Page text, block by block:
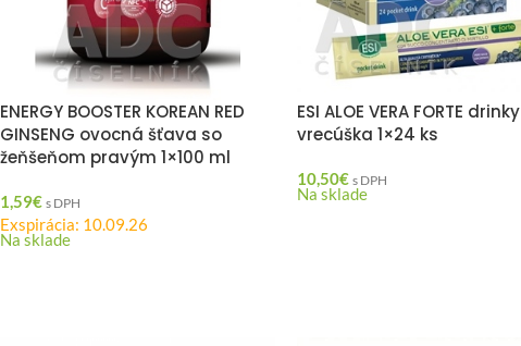
ENERGY BOOSTER KOREAN RED
GINSENG ovocná šťava so
žeňšeňom pravým 1×100 ml
1,59€ s DPH
Exspirácia: 10.09.26
Na sklade
ESI ALOE VERA FORTE drinky
vrecúška 1×24 ks
10,50€ s DPH
Na sklade